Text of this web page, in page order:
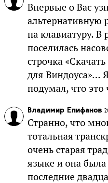
Впервые о Вас
альтернативную
на клавиатуру. В
поселилась
строчка
для Виндоуса»...
подумал, что
Владимир Епифанов
Странно, что
тотальная
очень старая
языке и она
последние